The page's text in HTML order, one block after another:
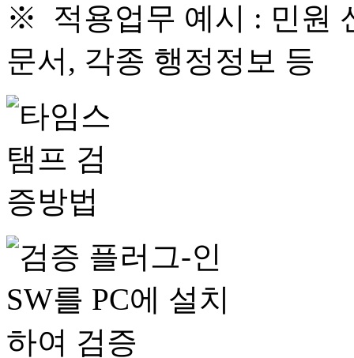
※ 적용업무 예시 : 민원
문서, 각종 행정정보 등